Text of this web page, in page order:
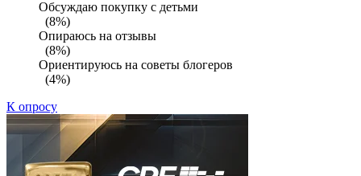
Обсуждаю покупку с детьми
(8%)
Опираюсь на отзывы
(8%)
Ориентируюсь на советы блогеров
(4%)
К опросу